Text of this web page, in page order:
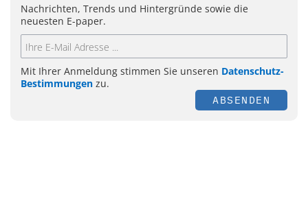
Nachrichten, Trends und Hintergründe sowie die
neuesten E-paper.
Mit Ihrer Anmeldung stimmen Sie unseren Datenschutz-
Bestimmungen zu.
ABSENDEN